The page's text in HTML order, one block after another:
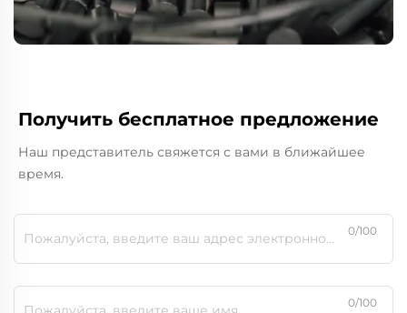
Получить бесплатное предложение
Наш представитель свяжется с вами в ближайшее
время.
0/100
0/100